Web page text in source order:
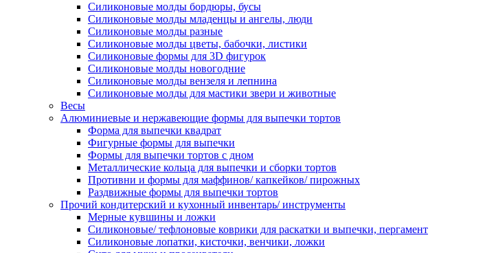
Силиконовые молды бордюры, бусы
Силиконовые молды младенцы и ангелы, люди
Силиконовые молды разные
Силиконовые молды цветы, бабочки, листики
Силиконовые формы для 3D фигурок
Силиконовые молды новогодние
Силиконовые молды вензеля и лепнина
Силиконовые молды для мастики звери и животные
Весы
Алюминиевые и нержавеющие формы для выпечки тортов
Форма для выпечки квадрат
Фигурные формы для выпечки
Формы для выпечки тортов с дном
Металлические кольца для выпечки и сборки тортов
Противни и формы для маффинов/ капкейков/ пирожных
Раздвижные формы для выпечки тортов
Прочий кондитерский и кухонный инвентарь/ инструменты
Мерные кувшины и ложки
Силиконовые/ тефлоновые коврики для раскатки и выпечки, пергамент
Силиконовые лопатки, кисточки, венчики, ложки